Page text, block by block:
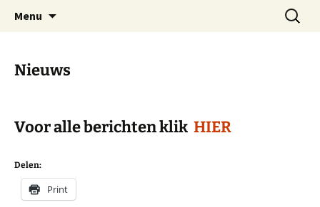
inhoud
Hoofdplaat.com
Dorp achter de dijk
Menu
Zoeken
naar:
Nieuws
Voor alle berichten klik HIER
Delen:
Print